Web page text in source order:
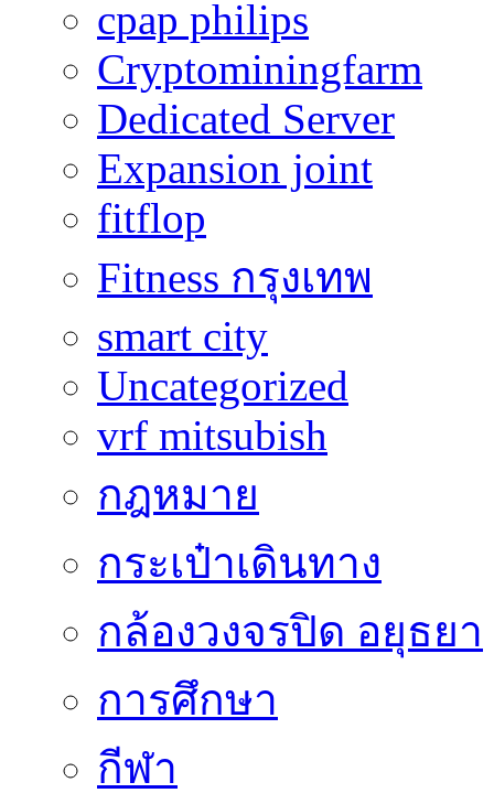
cpap philips
Cryptominingfarm
Dedicated Server
Expansion joint
fitflop
Fitness กรุงเทพ
smart city
Uncategorized
vrf mitsubish
กฎหมาย
กระเป๋าเดินทาง
กล้องวงจรปิด อยุธยา
การศึกษา
กีฬา